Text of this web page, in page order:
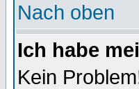
Nach oben
Ich habe
Kein